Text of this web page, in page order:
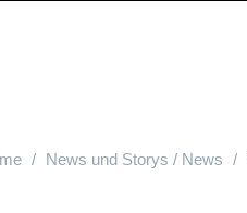
News und Storys / News